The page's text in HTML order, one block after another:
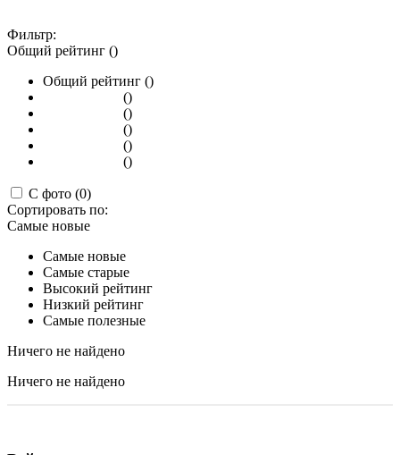
Фильтр:
Общий рейтинг ()
Общий рейтинг ()
()
()
()
()
()
С фото (0)
Сортировать по:
Самые новые
Самые новые
Самые старые
Высокий рейтинг
Низкий рейтинг
Самые полезные
Ничего не найдено
Ничего не найдено